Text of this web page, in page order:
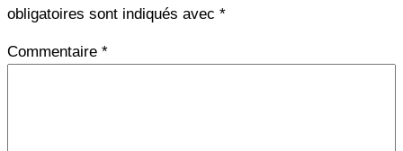
obligatoires sont indiqués avec *
Commentaire *